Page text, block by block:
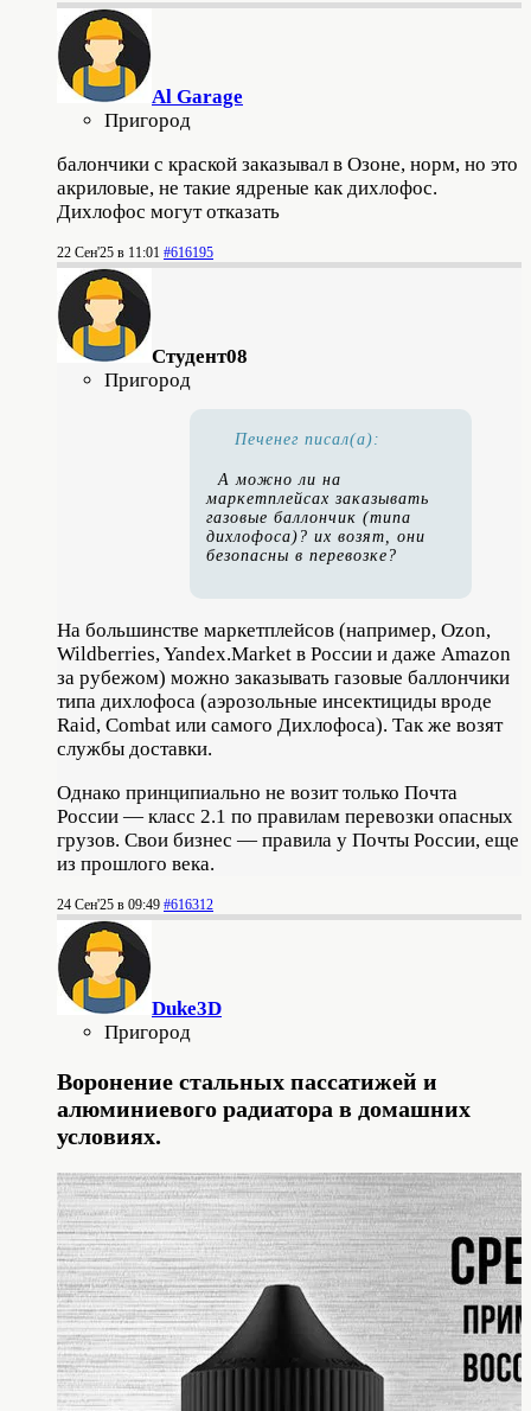
Al Garage
Пригород
балончики с краской заказывал в Озоне, норм, но это
акриловые, не такие ядреные как дихлофос.
Дихлофос могут отказать
22 Сен'25 в 11:01 #616195
Студент08
Пригород
Печенег писал(а):
А можно ли на
маркетплейсах заказывать
газовые баллончик (типа
дихлофоса)? их возят, они
безопасны в перевозке?
На большинстве маркетплейсов (например, Ozon,
Wildberries, Yandex.Market в России и даже Amazon
за рубежом) можно заказывать газовые баллончики
типа дихлофоса (аэрозольные инсектициды вроде
Raid, Combat или самого Дихлофоса). Так же возят
службы доставки.
Однако принципиально не возит только Почта
России — класс 2.1 по правилам перевозки опасных
грузов. Свои бизнес — правила у Почты России, еще
из прошлого века.
24 Сен'25 в 09:49 #616312
Duke3D
Пригород
Воронение стальных пассатижей и
алюминиевого радиатора в домашних
условиях.